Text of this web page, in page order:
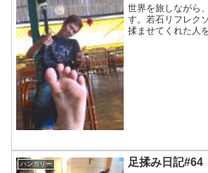
世界を旅しながら
す。若石リフレク
揉ませてくれた人
ハンガリー 足揉み日記#64